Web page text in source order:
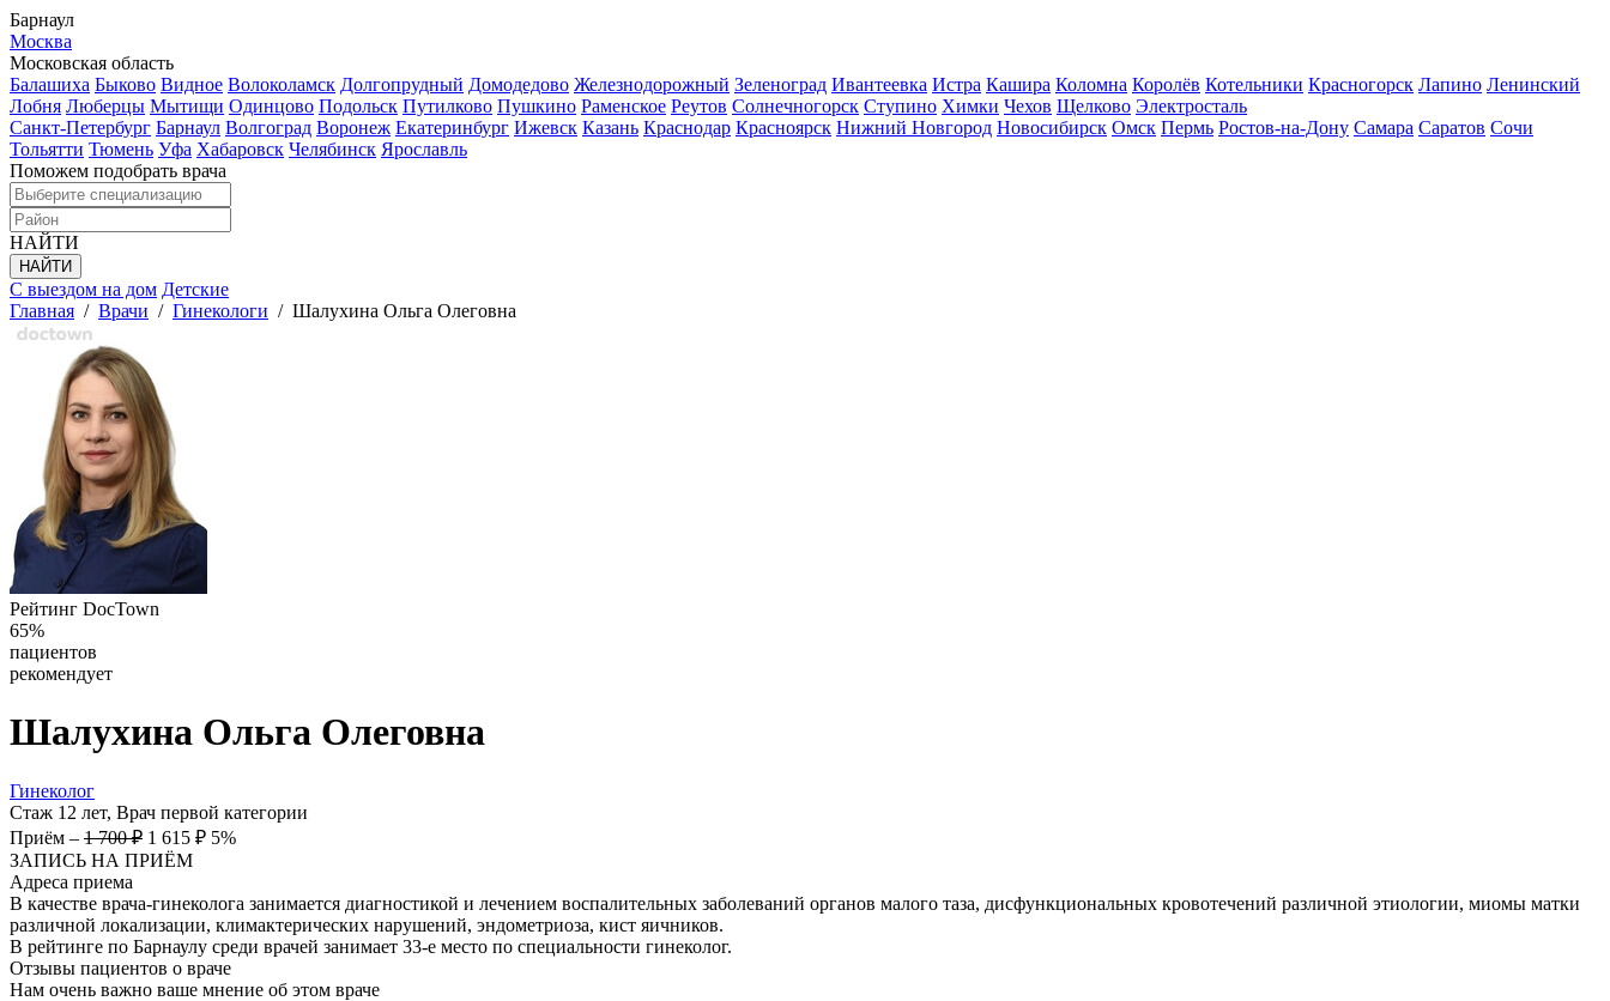
Барнаул
Москва
Московская область
Балашиха Быково Видное Волоколамск Долгопрудный Домодедово Железнодорожный Зеленоград Ивантеевка Истра Кашира Коломна Королёв Котельники Красногорск Лапино Ленинский
Лобня Люберцы Мытищи Одинцово Подольск Путилково Пушкино Раменское Реутов Солнечногорск Ступино Химки Чехов Щелково Электросталь
Санкт-Петербург Барнаул Волгоград Воронеж Екатеринбург Ижевск Казань Краснодар Красноярск Нижний Новгород Новосибирск Омск Пермь Ростов-на-Дону Самара Саратов Сочи
Тольятти Тюмень Уфа Хабаровск Челябинск Ярославль
Поможем подобрать врача
НАЙТИ
С выездом на дом Детские
Главная / Врачи / Гинекологи / Шалухина Ольга Олеговна
Рейтинг DocTown
65%
пациентов
рекомендует
Шалухина Ольга Олеговна
Гинеколог
Стаж 12 лет, Врач первой категории
Приём – 1 700 ₽ 1 615 ₽ 5%
ЗАПИСЬ НА ПРИЁМ
Адреса приема
В качестве врача-гинеколога занимается диагностикой и лечением воспалительных заболеваний органов малого таза, дисфункциональных кровотечений различной этиологии, миомы матки
различной локализации, климактерических нарушений, эндометриоза, кист яичников.
В рейтинге по Барнаулу среди врачей занимает 33-е место по специальности гинеколог.
Отзывы пациентов о враче
Нам очень важно ваше мнение об этом враче